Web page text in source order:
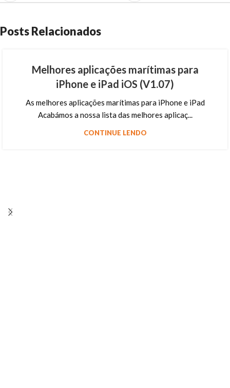
Posts Relacionados
Melhores aplicações marítimas para
iPhone e iPad iOS (V1.07)
As melhores aplicações marítimas para iPhone e iPad
Acabámos a nossa lista das melhores aplicaç...
CONTINUE LENDO